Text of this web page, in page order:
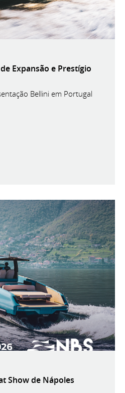
Expansão e Prestígio
Bellini em Portugal
Show de Nápoles